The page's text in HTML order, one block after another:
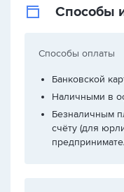
Способы
Способы оплаты
Банковской
Наличными в
Безналичным
счёту (для